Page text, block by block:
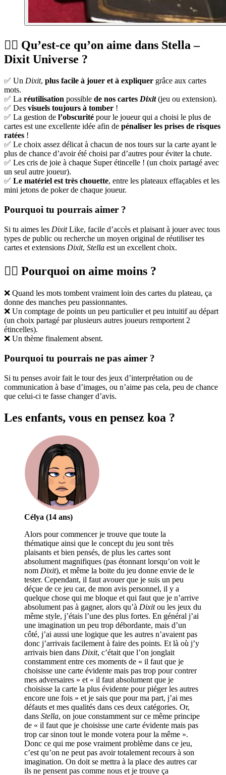
👍🏻 Qu’est-ce qu’on aime dans Stella –
Dixit Universe ?
✅ Un Dixit, plus facile à jouer et à expliquer grâce aux cartes
mots.
✅ La réutilisation possible de nos cartes Dixit(jeu ou extension).
✅ Des visuels toujours à tomber !
✅ La gestion de l’obscurité pour le joueur qui a choisi le plus de
cartes est une excellente idée afin de pénaliser les prises de risques
ratées !
✅ Le choix assez délicat à chacun de nos tours sur la carte ayant le
plus de chance d’avoir été choisi par d’autres pour éviter la chute.
✅ Les cris de joie à chaque Super étincelle ! (un choix partagé avec
un seul autre joueur).
✅ Le matériel est très chouette, entre les plateaux effaçables et les
mini jetons de poker de chaque joueur.
Pourquoi tu pourrais aimer ?
Si tu aimes les DixitLike, facile d’accès et plaisant à jouer avec tous
types de public ou recherche un moyen original de réutiliser tes
cartes et extensions Dixit, Stella est un excellent choix.
👎🏻 Pourquoi on aime moins ?
❌ Quand les mots tombent vraiment loin des cartes du plateau, ça
donne des manches peu passionnantes.
❌ Un comptage de points un peu particulier et peu intuitif au départ
(un choix partagé par plusieurs autres joueurs remportent 2
étincelles).
❌ Un thème finalement absent.
Pourquoi tu pourrais ne pas aimer ?
Si tu penses avoir fait le tour des jeux d’interprétation ou de
communication à base d’images, ou n’aime pas cela, peu de chance
que celui-ci te fasse changer d’avis.
Les enfants, vous en pensez koa ?
Célya (14 ans)
Alors pour commencer je trouve que toute la
thématique ainsi que le concept du jeu sont très
plaisants et bien pensés, de plus les cartes sont
absolument magnifiques (pas étonnant lorsqu’on voit le
nom Dixit), et même la boite du jeu donne envie de le
tester. Cependant, il faut avouer que je suis un peu
déçue de ce jeu car, de mon avis personnel, il y a
quelque chose qui me bloque et qui faut que je n’arrive
absolument pas à gagner, alors qu’à Dixitou les jeux du
même style, j’étais l’une des plus fortes. En général j’ai
une imagination un peu trop débordante, mais d’un
côté, j’ai aussi une logique que les autres n’avaient pas
donc j’arrivais facilement à faire des points. Et là où j’y
arrivais bien dans Dixit, c’était que l’on jonglait
constamment entre ces moments de « il faut que je
choisisse une carte évidente mais pas trop pour contrer
mes adversaires » et « il faut absolument que je
choisisse la carte la plus évidente pour piéger les autres
encore une fois » et je sais que pour ma part, j’ai mes
défauts et mes qualités dans ces deux catégories. Or,
dans Stella, on joue constamment sur ce même principe
de « il faut que je choisisse une carte évidente mais pas
trop car sinon tout le monde votera pour la même ».
Donc ce qui me pose vraiment problème dans ce jeu,
c’est qu’on ne peut pas avoir totalement recours à son
imagination. On doit se mettra à la place des autres car
ils ne pensent pas comme nous et je trouve ça